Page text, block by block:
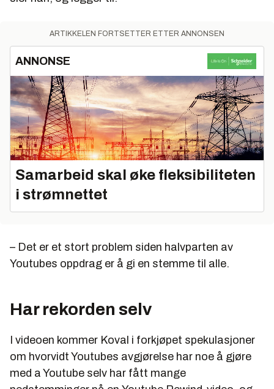
ARTIKKELEN FORTSETTER ETTER ANNONSEN
ANNONSE
Samarbeid skal øke fleksibiliteten
i strømnettet
– Det er et stort problem siden halvparten av
Youtubes oppdrag er å gi en stemme til alle.
Har rekorden selv
I videoen kommer Koval i forkjøpet spekulasjoner
om hvorvidt Youtubes avgjørelse har noe å gjøre
med a Youtube selv har fått mange